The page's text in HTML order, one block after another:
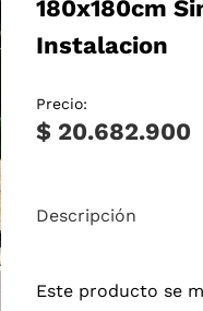
180x180cm
Instalacion
Precio:
$ 20.682.900
Descripción
Este producto se